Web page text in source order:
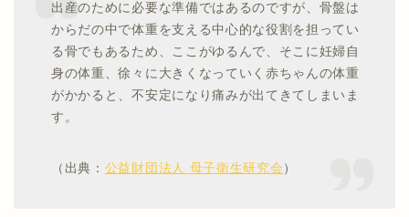
出産のために必要な準備ではあるのですが、骨盤は
からだの中で体重を支える中心的な役割を担ってい
る骨でもあるため、ここがゆるんで、そこに妊婦自
身の体重、徐々に大きくなっていく赤ちゃんの体重
がかかると、不安定になり痛みが出てきてしまいま
す。
（出典： 公益財団法人 母子衛生研究会 ）